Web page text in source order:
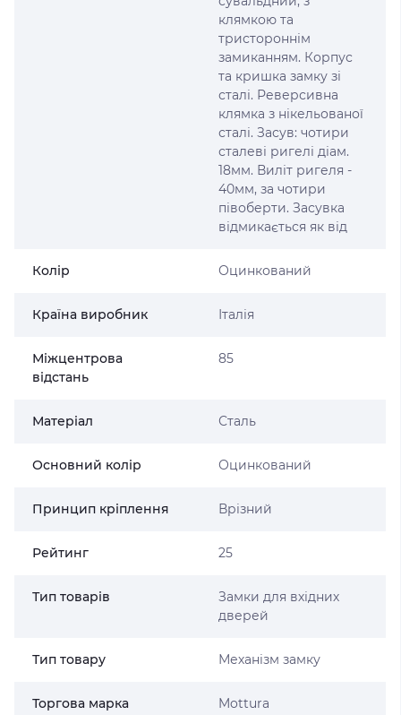
клямкою та
тристороннім
замиканням. Корпус
та кришка замку зі
сталі. Реверсивна
клямка з нікельованої
сталі. Засув: чотири
сталеві ригелі діам.
18мм. Виліт ригеля -
40мм, за чотири
півоберти. Засувка
відмикається як від
Колір Оцинкований
Країна виробник Італія
Міжцентрова
відстань
85
Матеріал Сталь
Основний колір Оцинкований
Принцип кріплення Врізний
Рейтинг 25
Тип товарів
Замки для вхідних
дверей
Тип товару Механізм замку
Торгова марка Mottura